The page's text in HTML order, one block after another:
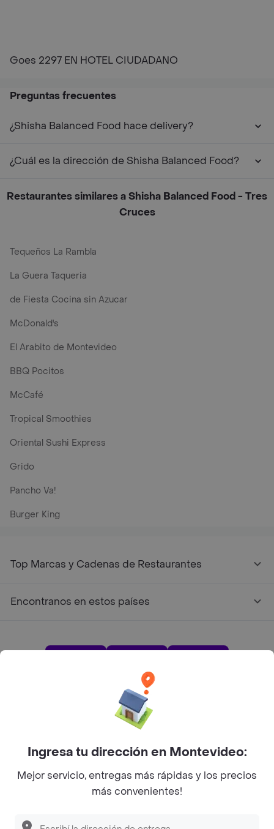
Goes 2297 EN HOTEL CIUDADANO
Preguntas frecuentes
¿Shisha Balanced Food hace delivery?
¿Cuál es la dirección de Shisha Balanced Food?
Restaurantes similares a Shisha Balanced Food - Tres
Cruces
Tequeños La Rambla
La Guera Taqueria
de Fiesta Cocina sin Azucar
McDonald's
El Arabito de Montevideo
BBQ Pocitos
McCafé
Tropical Smoothies
Oriental Sushi Express
Grido
Pancho Va!
Burger King
Top Marcas y Cadenas de Restaurantes
Encontranos en estos países
Google play
Categorías
Ingresa tu dirección en Montevideo:
Mejor servicio, entregas más rápidas y los precios
más convenientes!